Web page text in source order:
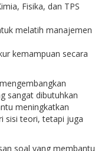
Fisika, dan TPS
melatih manajemen
kemampuan secara
sangat dibutuhkan
meningkatkan
sisi teori, tetapi juga
soal yang membantu